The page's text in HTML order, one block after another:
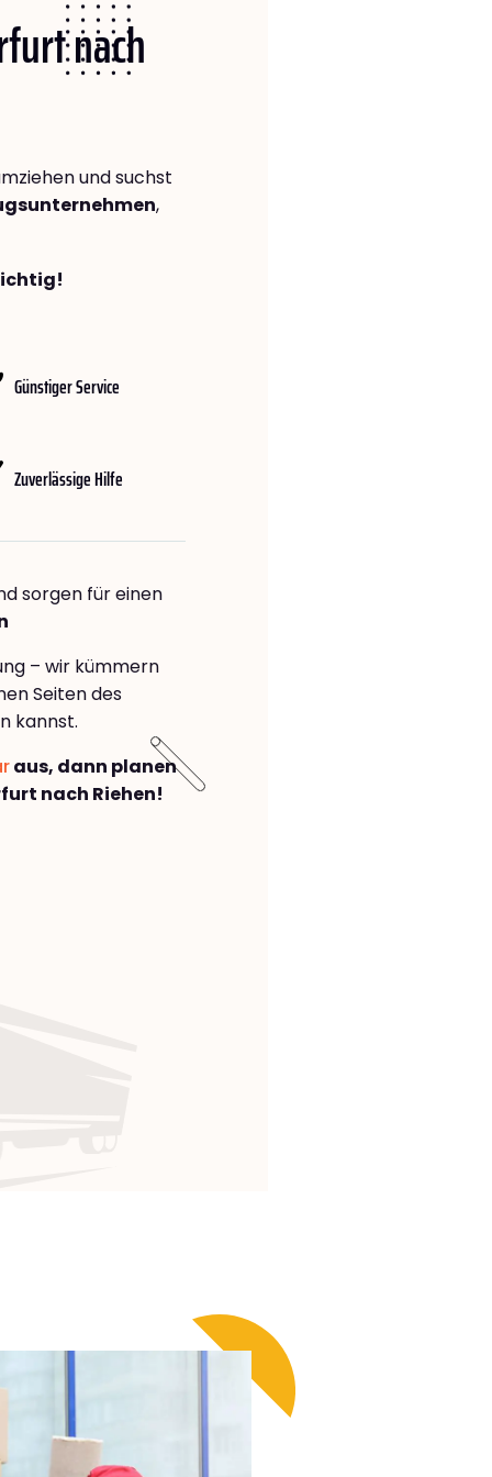
nach
und suchst
,
Günstiger Service
Zuverlässige Hilfe
sorgen für einen
– wir kümmern
Seiten des
kannst.
aus, dann planen
nach Riehen!